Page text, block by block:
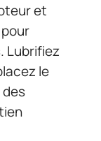
et
Lubrifiez
le
des